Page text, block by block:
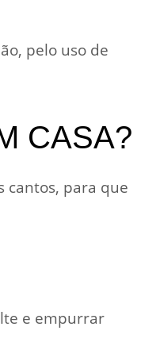
pelo uso de
CASA?
cantos, para que
e empurrar